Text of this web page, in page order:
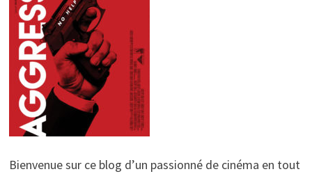
Bienvenue sur ce blog d’un passionné de cinéma en tout